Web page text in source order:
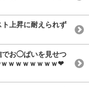
上昇に耐えられず
でお◯ぱいを見せつ
ｗｗｗｗｗｗｗ❤